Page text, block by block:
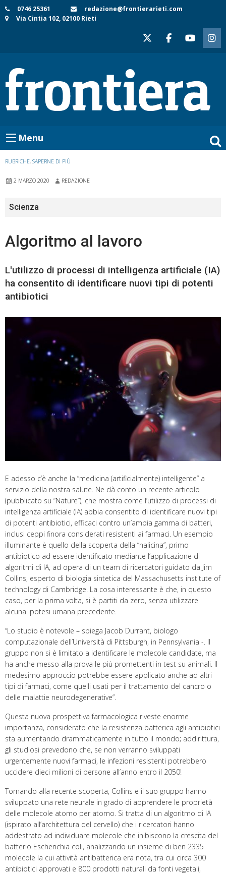
Skip
to
0746 25361
redazione@frontierarieti.com
Via Cintia 102, 02100 Rieti
Menu
RUBRICHE, SAPERNE DI PIÙ
2 MARZO 2020 REDAZIONE
Scienza
Algoritmo al lavoro
L'utilizzo di processi di intelligenza artificiale (IA)
ha consentito di identificare nuovi tipi di potenti
antibiotici
E adesso c’è anche la “medicina (artificialmente) intelligente” a
servizio della nostra salute. Ne dà conto un recente articolo
(pubblicato su “Nature”), che mostra come l’utilizzo di processi di
intelligenza artificiale (IA) abbia consentito di identificare nuovi tipi
di potenti antibiotici, efficaci contro un’ampia gamma di batteri,
inclusi ceppi finora considerati resistenti ai farmaci. Un esempio
illuminante è quello della scoperta della “halicina”, primo
antibiotico ad essere identificato mediante l’applicazione di
algoritmi di IA, ad opera di un team di ricercatori guidato da Jim
Collins, esperto di biologia sintetica del Massachusetts institute of
technology di Cambridge. La cosa interessante è che, in questo
caso, per la prima volta, si è partiti da zero, senza utilizzare
alcuna ipotesi umana precedente.
“Lo studio è notevole – spiega Jacob Durrant, biologo
computazionale dell’Università di Pittsburgh, in Pennsylvania -. Il
gruppo non si è limitato a identificare le molecole candidate, ma
ha anche messo alla prova le più promettenti in test su animali. Il
medesimo approccio potrebbe essere applicato anche ad altri
tipi di farmaci, come quelli usati per il trattamento del cancro o
delle malattie neurodegenerative”.
Questa nuova prospettiva farmacologica riveste enorme
importanza, considerato che la resistenza batterica agli antibiotici
sta aumentando drammaticamente in tutto il mondo; addirittura,
gli studiosi prevedono che, se non verranno sviluppati
urgentemente nuovi farmaci, le infezioni resistenti potrebbero
uccidere dieci milioni di persone all’anno entro il 2050!
Tornando alla recente scoperta, Collins e il suo gruppo hanno
sviluppato una rete neurale in grado di apprendere le proprietà
delle molecole atomo per atomo. Si tratta di un algoritmo di IA
(ispirato all’architettura del cervello) che i ricercatori hanno
addestrato ad individuare molecole che inibiscono la crescita del
batterio Escherichia coli, analizzando un insieme di ben 2335
molecole la cui attività antibatterica era nota, tra cui circa 300
antibiotici approvati e 800 prodotti naturali da fonti vegetali,